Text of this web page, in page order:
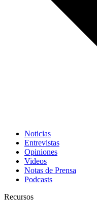
Noticias
Entrevistas
Opiniones
Videos
Notas de Prensa
Podcasts
Recursos